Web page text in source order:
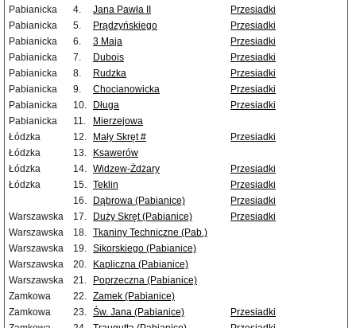
Pabianicka
4. Jana Pawła II
Przesiadki
Pabianicka
5. Prądzyńskiego
Przesiadki
Pabianicka
6. 3 Maja
Przesiadki
Pabianicka
7. Dubois
Przesiadki
Pabianicka
8. Rudzka
Przesiadki
Pabianicka
9. Chocianowicka
Przesiadki
Pabianicka
10. Długa
Przesiadki
Pabianicka
11.
Mierzejowa
Łódzka
12. Mały Skręt #
Przesiadki
Łódzka
13.
Ksawerów
Łódzka
14. Widzew-Żdżary
Przesiadki
Łódzka
15. Teklin
Przesiadki
16.
Dąbrowa (Pabianice)
Przesiadki
Warszawska
17. Duży Skręt (Pabianice)
Przesiadki
Warszawska
18. Tkaniny Techniczne (Pab.)
Warszawska
19. Sikorskiego (Pabianice)
Warszawska
20.
Kapliczna (Pabianice)
Warszawska
21.
Poprzeczna (Pabianice)
Zamkowa
22. Zamek (Pabianice)
Zamkowa
23. Św. Jana (Pabianice)
Przesiadki